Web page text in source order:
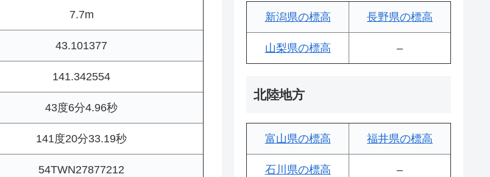
7.7m
43.101377
141.342554
43度6分4.96秒
141度20分33.19秒
54TWN27877212
新潟県の標高 長野県の標高
山梨県の標高 –
北陸地方
富山県の標高 福井県の標高
石川県の標高 –